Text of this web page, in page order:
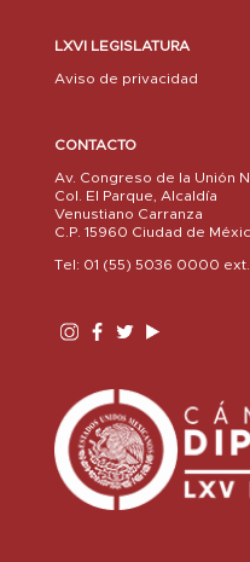
LXVI LEGISLATURA
Aviso de privacidad
CONTACTO
Av. Congreso de la Unión
Col. El Parque, Alcaldía
Venustiano Carranza
C.P. 15960 Ciudad de
Tel: 01 (55) 5036 0000